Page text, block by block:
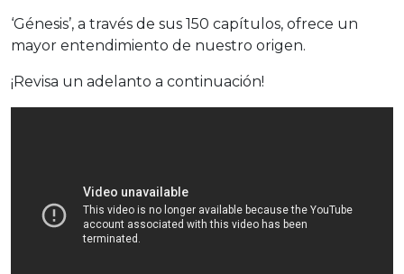
‘Génesis’, a través de sus 150 capítulos, ofrece un
mayor entendimiento de nuestro origen.
¡Revisa un adelanto a continuación!